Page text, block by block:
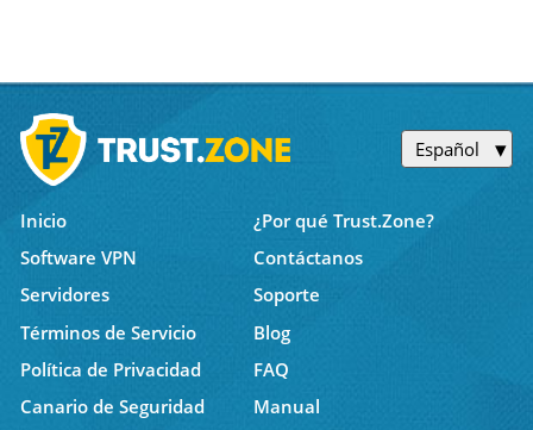
Español
Inicio
¿Por qué Trust.Zone?
Software VPN
Contáctanos
Servidores
Soporte
Términos de Servicio
Blog
Política de Privacidad
FAQ
Canario de Seguridad
Manual